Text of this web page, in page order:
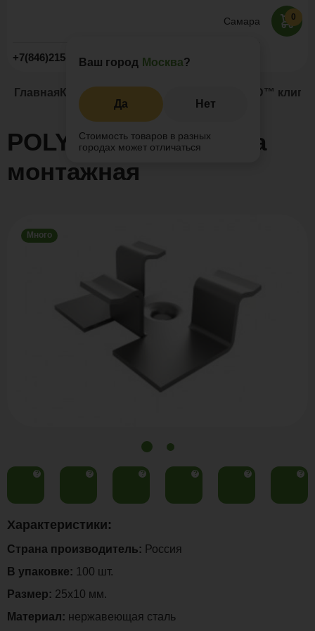
Самара
Ваш город Москва?
Да Нет
Стоимость товаров в разных
городах может отличаться
+7(846)215-28-78 Заказать звонок
0
Главная Каталог Комплектующие POLYWOOD™
POLYWOOD™ клипса
монтажная
Много
? ? ? ? ? ?
Характеристики:
Страна производитель: Россия
В упаковке: 100 шт.
Размер: 25х10 мм.
Материал: нержавеющая сталь